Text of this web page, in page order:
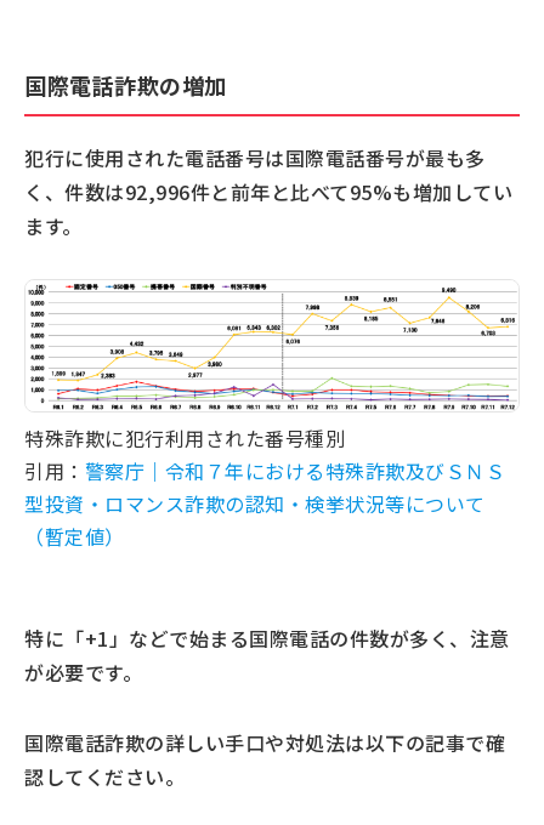
国際電話詐欺の増加
犯行に使用された電話番号は国際電話番号が最も多
く、件数は92,996件と前年と比べて95%も増加してい
ます。
特殊詐欺に犯行利用された番号種別
引用： 警察庁｜令和７年における特殊詐欺及びＳＮＳ
型投資・ロマンス詐欺の認知・検挙状況等について
（暫定値）
特に「+1」などで始まる国際電話の件数が多く、注意
が必要です。
国際電話詐欺の詳しい手口や対処法は以下の記事で確
認してください。